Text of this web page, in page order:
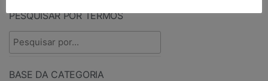
PESQUISAR POR TERMOS
BASE DA CATEGORIA